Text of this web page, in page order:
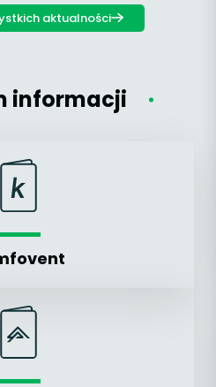
aktualności
informacji